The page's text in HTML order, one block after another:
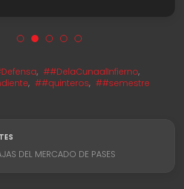
, ##DelaCunaalInfierno,
, ##quinteros, ##semestre
DEL MERCADO DE PASES